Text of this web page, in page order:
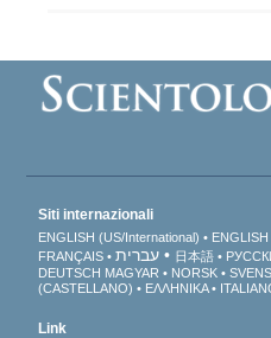
Siti internazionali
ENGLISH (US/International)
FRANÇAIS
עברית 日本語
DEUTSCH MAGYAR NORSK
(CASTELLANO)
ΕΛΛΗΝΙΚA
Link